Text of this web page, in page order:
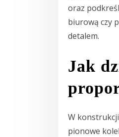
oraz
biurową czy
detalem.
Jak
W
pionowe